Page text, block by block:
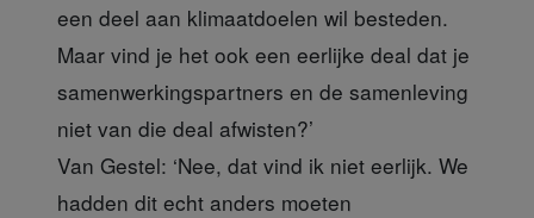
een deel aan klimaatdoelen wil besteden.
Maar vind je het ook een eerlijke deal dat je
samenwerkingspartners en de samenleving
niet van die deal afwisten?’
Van Gestel: ‘Nee, dat vind ik niet eerlijk. We
hadden dit echt anders moeten